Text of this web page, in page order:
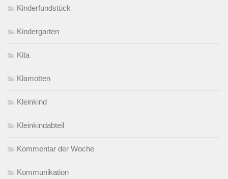
Kinderfundstück
Kindergarten
Kita
Klamotten
Kleinkind
Kleinkindabteil
Kommentar der Woche
Kommunikation